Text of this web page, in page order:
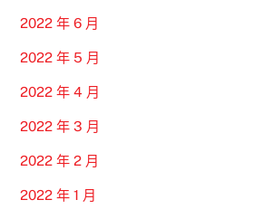
2022 年 6 月
2022 年 5 月
2022 年 4 月
2022 年 3 月
2022 年 2 月
2022 年 1 月